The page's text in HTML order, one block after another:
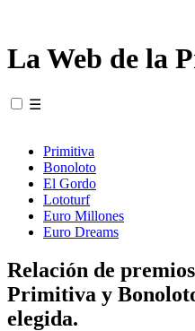
La Web de la
☰
Primitiva
Bonoloto
El Gordo
Lototurf
Euro Millones
Euro Dreams
Relación de
Primitiva y
elegida.